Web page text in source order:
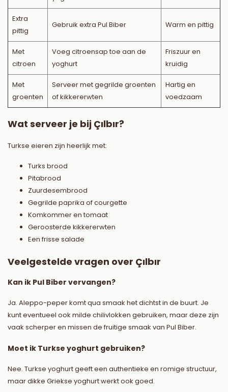
Extra
pittig
Gebruik extra Pul Biber Warm en pittig
Met
citroen
Voeg citroensap toe aan de
yoghurt
Friszuur en
kruidig
Met
groenten
Serveer met gegrilde groenten
of kikkererwten
Hartig en
voedzaam
Wat serveer je bij Çılbır?
Turkse eieren zijn heerlijk met:
Turks brood
Pitabrood
Zuurdesembrood
Gegrilde paprika of courgette
Komkommer en tomaat
Geroosterde kikkererwten
Een frisse salade
Veelgestelde vragen over Çılbır
Kan ik Pul Biber vervangen?
Ja. Aleppo-peper komt qua smaak het dichtst in de buurt. Je
kunt eventueel ook milde chilivlokken gebruiken, maar deze zijn
vaak scherper en missen de fruitige smaak van Pul Biber.
Moet ik Turkse yoghurt gebruiken?
Nee. Turkse yoghurt geeft een authentieke en romige structuur,
maar dikke Griekse yoghurt werkt ook goed.